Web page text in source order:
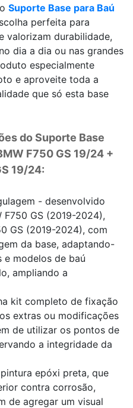
Suporte Base para Baú
perfeita para
valorizam durabilidade,
dia a dia ou nas grandes
especialmente
e aproveite toda a
que só esta base
doSuporte Base
F750 GS 19/24 +
19/24:
- desenvolvido
F750 GS (2019-2024),
GS (2019-2024), com
da base, adaptando-
e modelos de baú
ampliando a
kit completo de fixação
extras ou modificações
de utilizar os pontos de
a integridade da
epóxi preta, que
contra corrosão,
de agregar um visual